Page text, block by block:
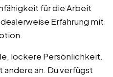
für die Arbeit
Erfahrung mit
lockere Persönlichkeit.
an. Du verfügst